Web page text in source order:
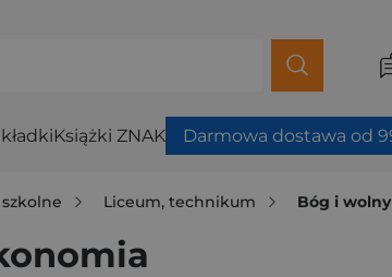
Książki ZNAK Darmowa dostawa od
Liceum, technikum Bóg i